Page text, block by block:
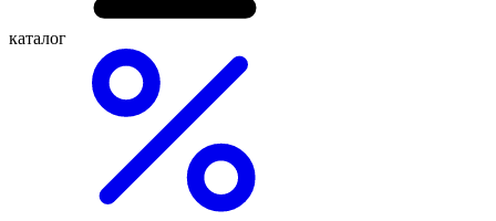
каталог